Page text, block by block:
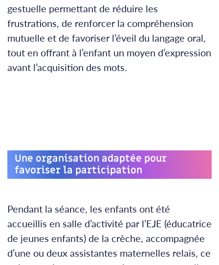
gestuelle permettant de réduire les
frustrations, de renforcer la compréhension
mutuelle et de favoriser l’éveil du langage oral,
tout en offrant à l’enfant un moyen d’expression
avant l’acquisition des mots.
Une organisation adaptée pour
favoriser la participation
Pendant la séance, les enfants ont été
accueillis en salle d’activité par l’EJE (éducatrice
de jeunes enfants) de la crèche, accompagnée
d’une ou deux assistantes maternelles relais, ce